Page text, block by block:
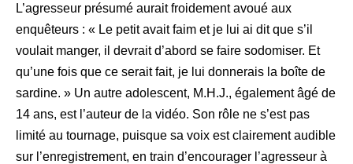
L’agresseur présumé aurait froidement avoué aux
enquêteurs : « Le petit avait faim et je lui ai dit que s’il
voulait manger, il devrait d’abord se faire sodomiser. Et
qu’une fois que ce serait fait, je lui donnerais la boîte de
sardine. » Un autre adolescent, M.H.J., également âgé de
14 ans, est l’auteur de la vidéo. Son rôle ne s’est pas
limité au tournage, puisque sa voix est clairement audible
sur l’enregistrement, en train d’encourager l’agresseur à